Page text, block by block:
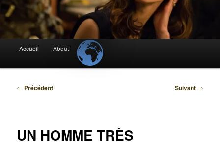
principal
Accueil About
Navigation
← Précédent Suivant →
UN HOMME TRÈS